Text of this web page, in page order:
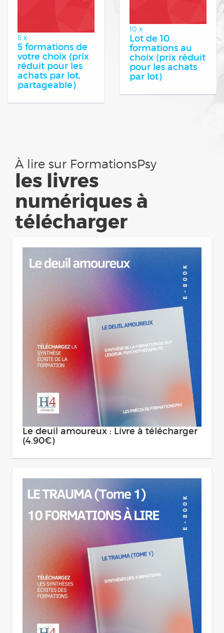
5 x
5 formations de
votre choix (prix
réduit pour les
achats par lot,
partageable)
10 x
Lot de 10
formations au
choix (prix réduit
pour les achats
par lot)
À lire sur FormationsPsy
les livres
numériques à
télécharger
Le deuil amoureux : Livre à télécharger
(4.90€)